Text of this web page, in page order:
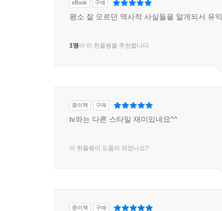
eBook 구매
평소 잘 모르던 역사적 사실들을 알게되서 유
1명이 이 한줄평을 추천합니다.
종이책 구매
tv와는 다른 스타일 재미있네요^^
이 한줄평이 도움이 되었나요?
종이책 구매